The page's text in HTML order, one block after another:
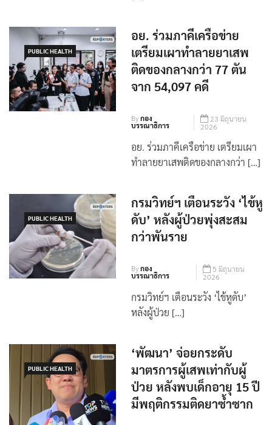
PUBLIC HEALTH
อย. ร่วมภาคีเครือข่าย
เตรียมเผาทำลายยาเสพ
ติดของกลางกว่า 77 ตัน
จาก 54,097 คดี
Byกอง
23 มิถุนายน
2026
อย. ร่วมภาคีเครือข่าย เตรียมเผา
PUBLIC HEALTH
กรมวิทย์ฯ เตือนระวัง ‘ไข้หู
ดับ’ หลังผู้ป่วยพุ่งสะสม
Byกอง
5 มิถุนายน
2026
กรมวิทย์ฯ เตือนระวัง ‘ไข้หูดับ’
PUBLIC HEALTH
‘พัฒนา’ จ่อยกระดับ
มาตรการผู้เสพเท่ากับผู้
ป่วย หลังพบเด็กอายุ 15 ปี
มีพฤติกรรมติดยาซ้ำซาก